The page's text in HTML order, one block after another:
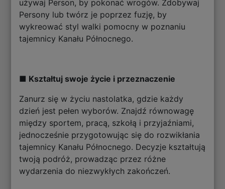
używaj Person, by pokonać wrogów. Zdobywaj
Persony lub twórz je poprzez fuzję, by
wykreować styl walki pomocny w poznaniu
tajemnicy Kanału Północnego.
■ Kształtuj swoje życie i przeznaczenie
Zanurz się w życiu nastolatka, gdzie każdy
dzień jest pełen wyborów. Znajdź równowagę
między sportem, pracą, szkołą i przyjaźniami,
jednocześnie przygotowując się do rozwikłania
tajemnicy Kanału Północnego. Decyzje kształtują
twoją podróż, prowadząc przez różne
wydarzenia do niezwykłych zakończeń.